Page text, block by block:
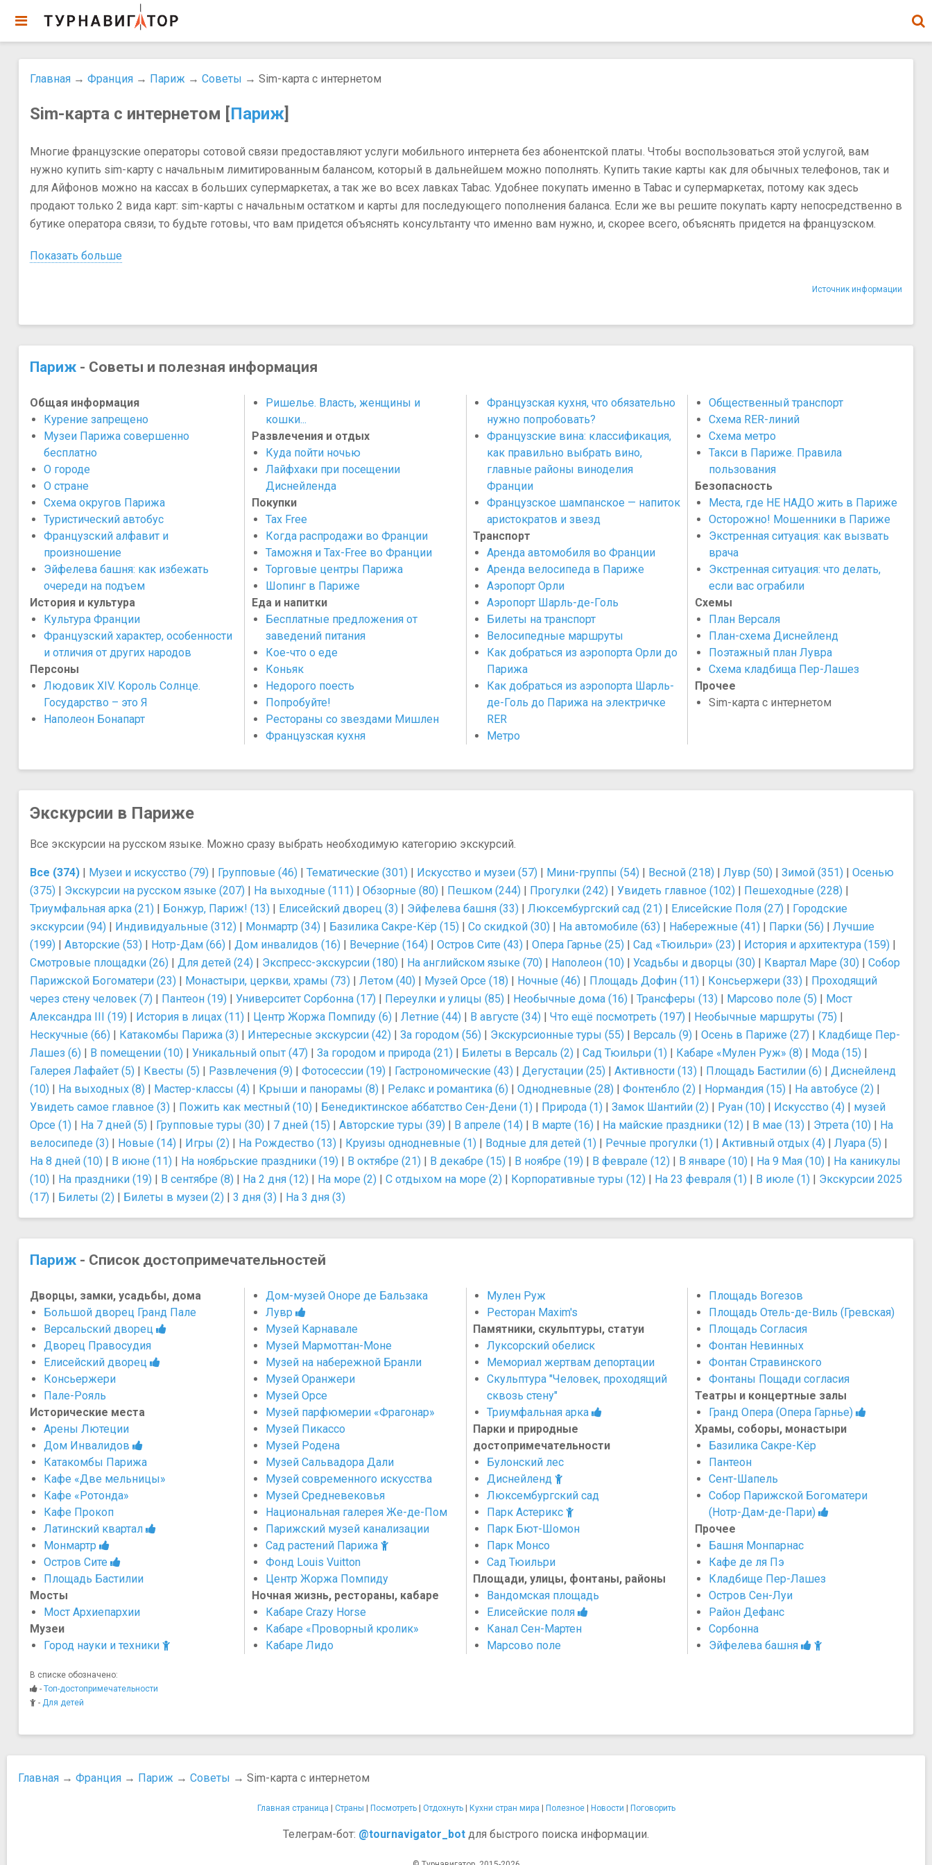
Главная → Франция → Париж → Советы → Sim-карта с интернетом
Sim-карта с интернетом [Париж]
Многие французские операторы сотовой связи предоставляют услуги мобильного интернета без абонентской платы. Чтобы воспользоваться этой услугой, вам
нужно купить sim-карту с начальным лимитированным балансом, который в дальнейшем можно пополнять. Купить такие карты как для обычных телефонов, так и
для Айфонов можно на кассах в больших супермаркетах, а так же во всех лавках Tabac. Удобнее покупать именно в Tabac и супермаркетах, потому как здесь
продают только 2 вида карт: sim-карты с начальным остатком и карты для последующего пополнения баланса. Если же вы решите покупать карту непосредственно в
бутике оператора связи, то будьте готовы, что вам придется объяснять консультанту что именно вам нужно, и, скорее всего, объяснять придется на французском.
Показать больше
Источник информации
Париж - Советы и полезная информация
Общая информация
Курение запрещено
Музеи Парижа совершенно
бесплатно
О городе
О стране
Схема округов Парижа
Туристический автобус
Французский алфавит и
произношение
Эйфелева башня: как избежать
очереди на подъем
История и культура
Культура Франции
Французский характер, особенности
и отличия от других народов
Персоны
Людовик XIV. Король Солнце.
Государство – это Я
Наполеон Бонапарт
Ришелье. Власть, женщины и
кошки...
Развлечения и отдых
Куда пойти ночью
Лайфхаки при посещении
Диснейленда
Покупки
Tax Free
Когда распродажи во Франции
Таможня и Tax-Free во Франции
Торговые центры Парижа
Шопинг в Париже
Еда и напитки
Бесплатные предложения от
заведений питания
Кое-что о еде
Коньяк
Недорого поесть
Попробуйте!
Рестораны со звездами Мишлен
Французская кухня
Французская кухня, что обязательно
нужно попробовать?
Французские вина: классификация,
как правильно выбрать вино,
главные районы виноделия
Франции
Французское шампанское — напиток
аристократов и звезд
Транспорт
Аренда автомобиля во Франции
Аренда велосипеда в Париже
Аэропорт Орли
Аэропорт Шарль-де-Голь
Билеты на транспорт
Велосипедные маршруты
Как добраться из аэропорта Орли до
Парижа
Как добраться из аэропорта Шарль-
де-Голь до Парижа на электричке
RER
Метро
Общественный транспорт
Схема RER-линий
Схема метро
Такси в Париже. Правила
пользования
Безопасность
Места, где НЕ НАДО жить в Париже
Осторожно! Мошенники в Париже
Экстренная ситуация: как вызвать
врача
Экстренная ситуация: что делать,
если вас ограбили
Схемы
План Версаля
План-схема Диснейленд
Поэтажный план Лувра
Схема кладбища Пер-Лашез
Прочее
Sim-карта с интернетом
Экскурсии в Париже
Все экскурсии на русском языке. Можно сразу выбрать необходимую категорию экскурсий.
Все (374) | Музеи и искусство (79) | Групповые (46) | Тематические (301) | Искусство и музеи (57) | Мини-группы (54) | Весной (218) | Лувр (50) | Зимой (351) | Осенью
(375) | Экскурсии на русском языке (207) | На выходные (111) | Обзорные (80) | Пешком (244) | Прогулки (242) | Увидеть главное (102) | Пешеходные (228) |
Триумфальная арка (21) | Бонжур, Париж! (13) | Елисейский дворец (3) | Эйфелева башня (33) | Люксембургский сад (21) | Елисейские Поля (27) | Городские
экскурсии (94) | Индивидуальные (312) | Монмартр (34) | Базилика Сакре-Кёр (15) | Со скидкой (30) | На автомобиле (63) | Набережные (41) | Парки (56) | Лучшие
(199) | Авторские (53) | Нотр-Дам (66) | Дом инвалидов (16) | Вечерние (164) | Остров Сите (43) | Опера Гарнье (25) | Сад «Тюильри» (23) | История и архитектура (159) |
Смотровые площадки (26) | Для детей (24) | Экспресс-экскурсии (180) | На английском языке (70) | Наполеон (10) | Усадьбы и дворцы (30) | Квартал Маре (30) | Собор
Парижской Богоматери (23) | Монастыри, церкви, храмы (73) | Летом (40) | Музей Орсе (18) | Ночные (46) | Площадь Дофин (11) | Консьержери (33) | Проходящий
через стену человек (7) | Пантеон (19) | Университет Сорбонна (17) | Переулки и улицы (85) | Необычные дома (16) | Трансферы (13) | Марсово поле (5) | Мост
Александра III (19) | История в лицах (11) | Центр Жоржа Помпиду (6) | Летние (44) | В августе (34) | Что ещё посмотреть (197) | Необычные маршруты (75) |
Нескучные (66) | Катакомбы Парижа (3) | Интересные экскурсии (42) | За городом (56) | Экскурсионные туры (55) | Версаль (9) | Осень в Париже (27) | Кладбище Пер-
Лашез (6) | В помещении (10) | Уникальный опыт (47) | За городом и природа (21) | Билеты в Версаль (2) | Сад Тюильри (1) | Кабаре «Мулен Руж» (8) | Мода (15) |
Галерея Лафайет (5) | Квесты (5) | Развлечения (9) | Фотосессии (19) | Гастрономические (43) | Дегустации (25) | Активности (13) | Площадь Бастилии (6) | Диснейленд
(10) | На выходных (8) | Мастер-классы (4) | Крыши и панорамы (8) | Релакс и романтика (6) | Однодневные (28) | Фонтенбло (2) | Нормандия (15) | На автобусе (2) |
Увидеть самое главное (3) | Пожить как местный (10) | Бенедиктинское аббатство Сен-Дени (1) | Природа (1) | Замок Шантийи (2) | Руан (10) | Искусство (4) | музей
Орсе (1) | На 7 дней (5) | Групповые туры (30) | 7 дней (15) | Авторские туры (39) | В апреле (14) | В марте (16) | На майские праздники (12) | В мае (13) | Этрета (10) | На
велосипеде (3) | Новые (14) | Игры (2) | На Рождество (13) | Круизы однодневные (1) | Водные для детей (1) | Речные прогулки (1) | Активный отдых (4) | Луара (5) |
На 8 дней (10) | В июне (11) | На ноябрьские праздники (19) | В октябре (21) | В декабре (15) | В ноябре (19) | В феврале (12) | В январе (10) | На 9 Мая (10) | На каникулы
(10) | На праздники (19) | В сентябре (8) | На 2 дня (12) | На море (2) | С отдыхом на море (2) | Корпоративные туры (12) | На 23 февраля (1) | В июле (1) | Экскурсии 2025
(17) | Билеты (2) | Билеты в музеи (2) | 3 дня (3) | На 3 дня (3)
Париж - Список достопримечательностей
Дворцы, замки, усадьбы, дома
Большой дворец Гранд Пале
Версальский дворец
Дворец Правосудия
Елисейский дворец
Консьержери
Пале-Рояль
Исторические места
Арены Лютеции
Дом Инвалидов
Катакомбы Парижа
Кафе «Две мельницы»
Кафе «Ротонда»
Кафе Прокоп
Латинский квартал
Монмартр
Остров Сите
Площадь Бастилии
Мосты
Мост Архиепархии
Музеи
Город науки и техники
Дом-музей Оноре де Бальзака
Лувр
Музей Карнавале
Музей Мармоттан-Моне
Музей на набережной Бранли
Музей Оранжери
Музей Орсе
Музей парфюмерии «Фрагонар»
Музей Пикассо
Музей Родена
Музей Сальвадора Дали
Музей современного искусства
Музей Средневековья
Национальная галерея Же-де-Пом
Парижский музей канализации
Сад растений Парижа
Фонд Louis Vuitton
Центр Жоржа Помпиду
Ночная жизнь, рестораны, кабаре
Кабаре Crazy Horse
Кабаре «Проворный кролик»
Кабаре Лидо
Мулен Руж
Ресторан Maxim's
Памятники, скульптуры, статуи
Луксорский обелиск
Мемориал жертвам депортации
Скульптура "Человек, проходящий
сквозь стену"
Триумфальная арка
Парки и природные
достопримечательности
Булонский лес
Диснейленд
Люксембургский сад
Парк Астерикс
Парк Бют-Шомон
Парк Монсо
Сад Тюильри
Площади, улицы, фонтаны, районы
Вандомская площадь
Елисейские поля
Канал Сен-Мартен
Марсово поле
Площадь Вогезов
Площадь Отель-де-Виль (Гревская)
Площадь Согласия
Фонтан Невинных
Фонтан Стравинского
Фонтаны Пощади согласия
Театры и концертные залы
Гранд Опера (Опера Гарнье)
Храмы, соборы, монастыри
Базилика Сакре-Кёр
Пантеон
Сент-Шапель
Собор Парижской Богоматери
(Нотр-Дам-де-Пари)
Прочее
Башня Монпарнас
Кафе де ля Пэ
Кладбище Пер-Лашез
Остров Сен-Луи
Район Дефанс
Сорбонна
Эйфелева башня
В списке обозначено:
- Топ-достопримечательности
- Для детей
Главная → Франция → Париж → Советы → Sim-карта с интернетом
Главная страница Страны Посмотреть| Отдохнуть| Кухни стран мира Полезное| Новости Поговорить
Телеграм-бот: @tournavigator_bot для быстрого поиска информации.